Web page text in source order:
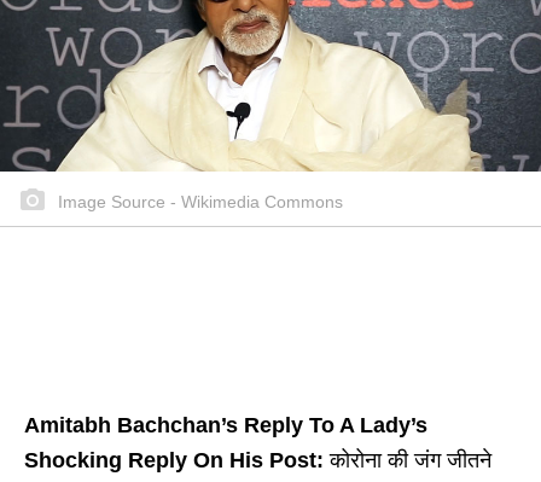
Image Source - Wikimedia Commons
Amitabh Bachchan’s Reply To A Lady’s
Shocking Reply On His Post: कोरोना की जंग जीतने